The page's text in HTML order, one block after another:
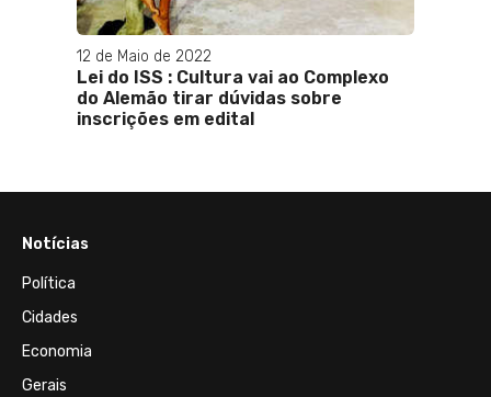
12 de Maio de 2022
Lei do ISS : Cultura vai ao Complexo
do Alemão tirar dúvidas sobre
inscrições em edital
Notícias
Política
Cidades
Economia
Gerais